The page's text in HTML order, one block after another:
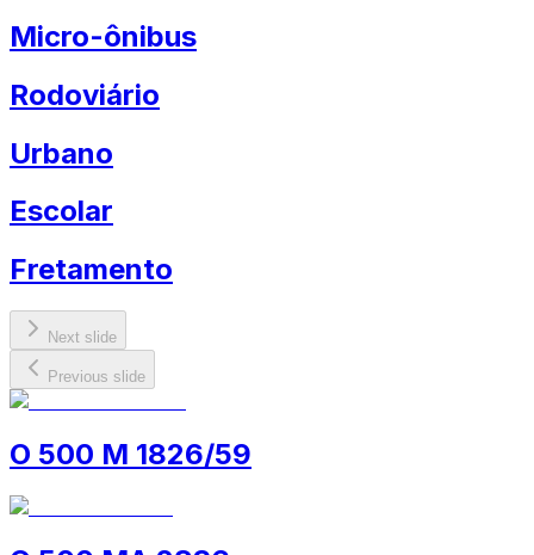
Micro-ônibus
Rodoviário
Urbano
Escolar
Fretamento
Next slide
Previous slide
O 500 M 1826/59